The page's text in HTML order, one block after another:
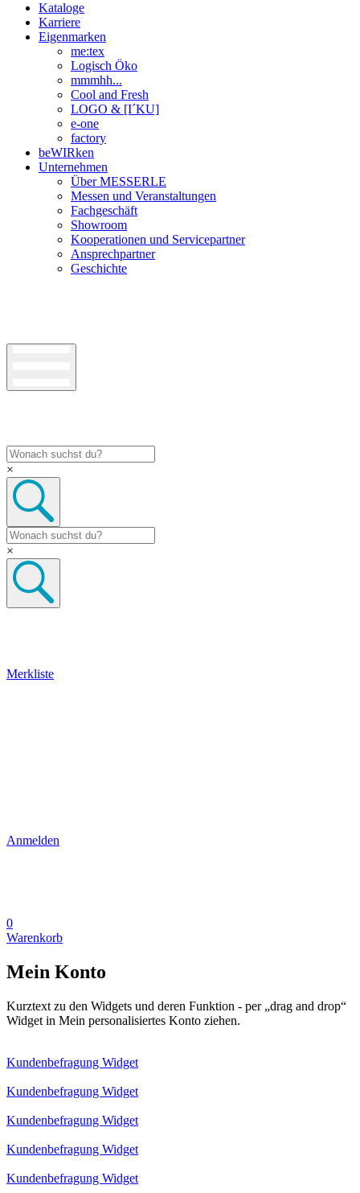
Kataloge
Karriere
Eigenmarken
me:tex
Logisch Öko
mmmhh...
Cool and Fresh
LOGO & [I´KU]
e-one
factory
beWIRken
Unternehmen
Über MESSERLE
Messen und Veranstaltungen
Fachgeschäft
Showroom
Kooperationen und Servicepartner
Ansprechpartner
Geschichte
×
×
Merkliste
Anmelden
0
Warenkorb
Mein Konto
Kurztext zu den Widgets und deren Funktion - per „drag and drop“
Widget in Mein personalisiertes Konto ziehen.
Kundenbefragung Widget
Kundenbefragung Widget
Kundenbefragung Widget
Kundenbefragung Widget
Kundenbefragung Widget